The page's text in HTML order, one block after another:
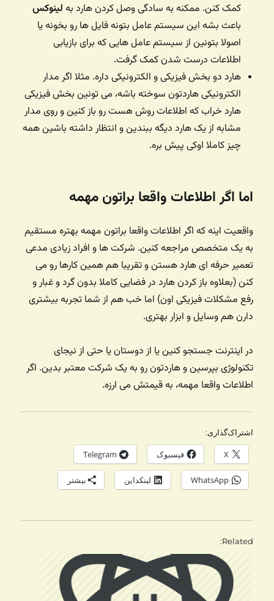
کمک کنن. ممکنه به سادگی وصل کردن هارد به لینوکس
باعث بشه این سیستم عامل بتونه فایل ها رو بخونه یا
اصولا بتونین از سیستم عامل هایی که برای بازیابی
اطلاعات درست شدن کمک گرفت.
هارد دو بخش فیزیکی و الکترونیکی داره. مثلا اگر مدار
الکترونیکی هاردتون سوخته باشه، می تونین بخش فیزیکی
هارد خراب که اطلاعات روش هست رو باز کنین و روی مدار
مشابه از یک هارد دیگه ببندین و انتظار داشته باشین همه
چیز کاملا اوکی پیش بره.
اما اگر اطلاعات واقعا براتون مهمه
واقعیت اینه که اگر اطلاعات واقعا براتون مهمه بهتره مستقیم
به یک متخصص مراجعه کنین. شرکت ها و افراد زیادی مدعی
تعمیر حرفه ای هارد هستن و تقریبا هم همین کارها رو می
کنن (بعلاوه باز کردن هارد در فضایی کاملا بدون گرد و غبار و
رفع مشکلات فیزیکی اون) اما خب هم از شما تجربه بیشتری
دارن هم وسایل و ابزار بهتری.
در اینترنت جستجو کنین یا از دوستان یا حتی از نیجای
تکنولوژی بپرسین و هاردتون رو به یک شرکت معتبر بدین. اگر
اطلاعات واقعا مهمه، به قیمتش می ارزه.
اشتراک‌گذاری:
X فیسبوک Telegram
WhatsApp لینکداین بیشتر
Related